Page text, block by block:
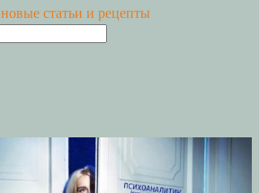
новые статьи и рецепты